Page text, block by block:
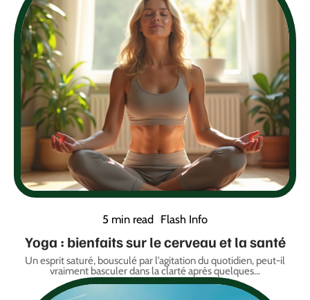
5 min read Flash Info
Yoga : bienfaits sur le cerveau et la santé
Un esprit saturé, bousculé par l’agitation du quotidien, peut-il
vraiment basculer dans la clarté après quelques…